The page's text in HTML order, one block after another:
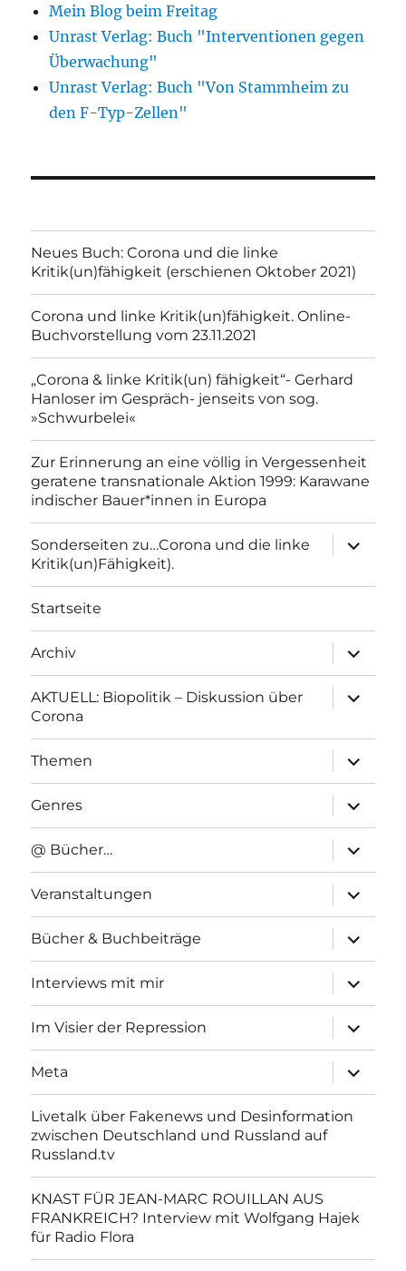
Mein Blog beim Freitag
Unrast Verlag: Buch "Interventionen gegen
Überwachung"
Unrast Verlag: Buch "Von Stammheim zu
den F-Typ-Zellen"
Neues Buch: Corona und die linke
Kritik(un)fähigkeit (erschienen Oktober 2021)
Corona und linke Kritik(un)fähigkeit. Online-
Buchvorstellung vom 23.11.2021
„Corona & linke Kritik(un) fähigkeit“- Gerhard
Hanloser im Gespräch- jenseits von sog.
»Schwurbelei«
Zur Erinnerung an eine völlig in Vergessenheit
geratene transnationale Aktion 1999: Karawane
indischer Bauer*innen in Europa
Sonderseiten zu…Corona und die linke
Kritik(un)Fähigkeit).
anzeigen
Startseite
Archiv
anzeigen
AKTUELL: Biopolitik – Diskussion über
Corona
anzeigen
Themen
anzeigen
Genres
anzeigen
@ Bücher…
anzeigen
Veranstaltungen
anzeigen
Bücher & Buchbeiträge
anzeigen
Interviews mit mir
anzeigen
Im Visier der Repression
anzeigen
Meta
anzeigen
Livetalk über Fakenews und Desinformation
zwischen Deutschland und Russland auf
Russland.tv
KNAST FÜR JEAN-MARC ROUILLAN AUS
FRANKREICH? Interview mit Wolfgang Hajek
für Radio Flora